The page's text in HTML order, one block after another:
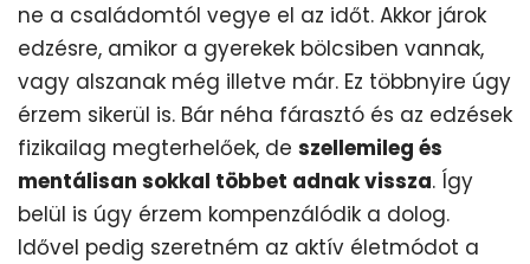
ne a családomtól vegye el az időt. Akkor járok
edzésre, amikor a gyerekek bölcsiben vannak,
vagy alszanak még illetve már. Ez többnyire úgy
érzem sikerül is. Bár néha fárasztó és az edzések
fizikailag megterhelőek, de szellemileg és
mentálisan sokkal többet adnak vissza. Így
belül is úgy érzem kompenzálódik a dolog.
Idővel pedig szeretném az aktív életmódot a